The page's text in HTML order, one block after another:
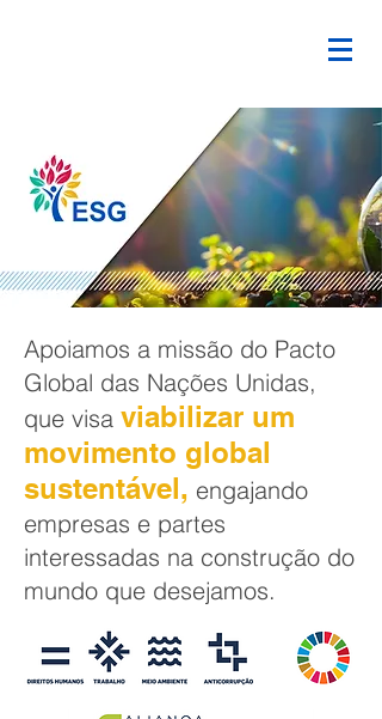
Apoiamos a missão do Pacto
Global das Nações Unidas,
que visa viabilizar um
movimento global
sustentável, engajando
empresas e partes
interessadas na construção do
mundo que desejamos.